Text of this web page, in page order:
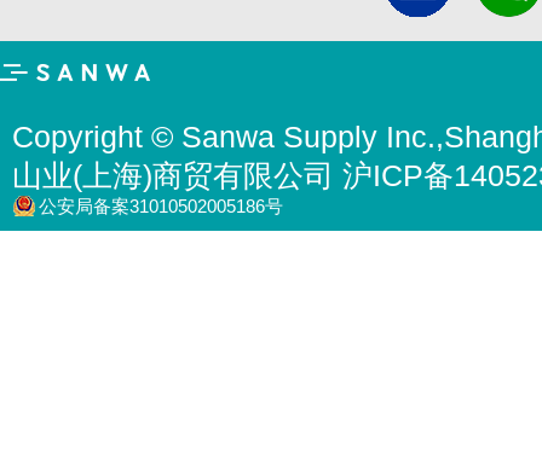
Copyright © Sanwa Supply
山业(上海)商贸有限公司 沪ICP备
公安局备案31010502005186号